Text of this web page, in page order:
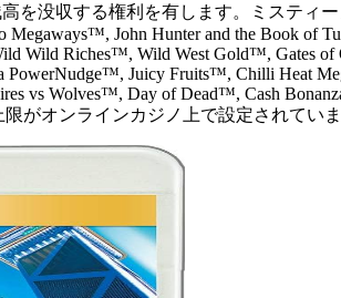
を没収する権利を有します。ミスティ
Megaways™, John Hunter and the Book
Wild Riches™, Wild West Gold™, Gates
Juicy Fruits™, Chilli Heat
vs Wolves™, Day of Dead™, Cash
がオンラインカジノ上で設定されてい